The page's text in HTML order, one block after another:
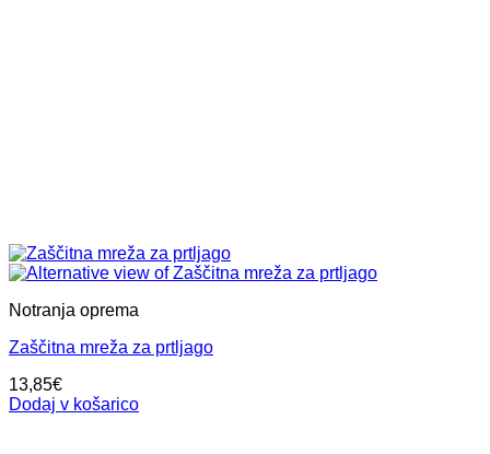
Notranja oprema
Zaščitna mreža za prtljago
13,85€
Dodaj v košarico